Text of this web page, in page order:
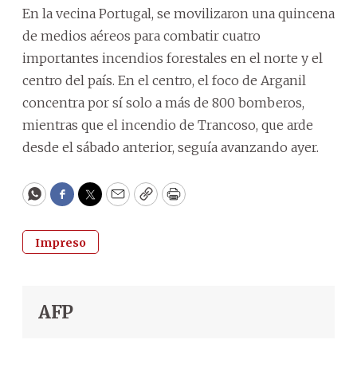
En la vecina Portugal, se movilizaron una quincena
de medios aéreos para combatir cuatro
importantes incendios forestales en el norte y el
centro del país. En el centro, el foco de Arganil
concentra por sí solo a más de 800 bomberos,
mientras que el incendio de Trancoso, que arde
desde el sábado anterior, seguía avanzando ayer.
WhatsApp
Facebook
Twitter
EmailCopyPrint
Impreso
AFP